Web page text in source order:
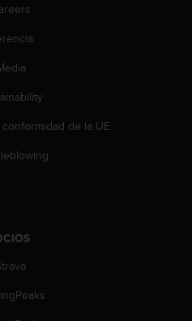
de la UE